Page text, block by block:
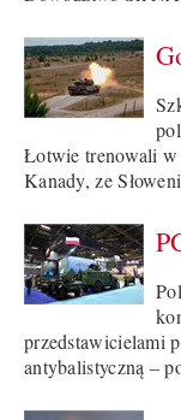
Łotwie trenowali w
Kanady, ze
przedstawicielami
antybalistyczną –